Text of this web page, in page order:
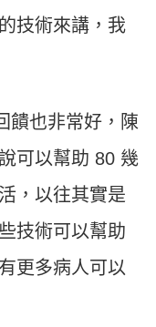
技術來講，我
饋也非常好，陳
可以幫助 80 幾
，以往其實是
技術可以幫助
更多病人可以